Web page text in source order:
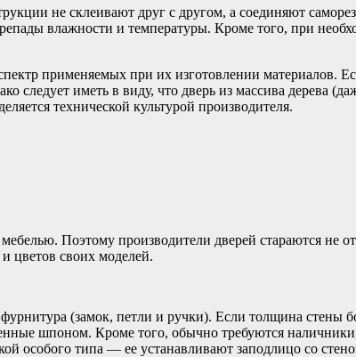
не склеивают друг с другом, а соединяют
влажности и температуры. Кроме того, при
применяемых при их изготовлении материалов.
иметь в виду, что дверь из массива дерева
технической культурой производителя.
Поэтому производители дверей стараются не
цветов своих моделей.
(замок, петли и ручки). Если толщина стены
шпоном. Кроме того, обычно требуются
типа — ее устанавливают заподлицо со